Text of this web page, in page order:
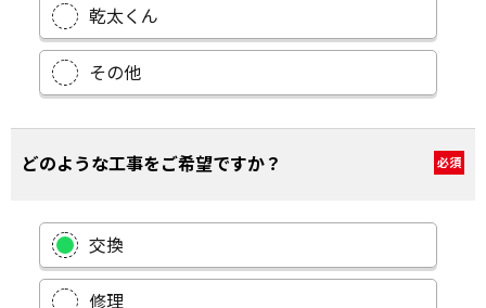
乾太くん
その他
どのような工事をご希望ですか？ 必須
交換
修理